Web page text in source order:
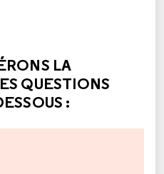
LA
QUESTIONS
: